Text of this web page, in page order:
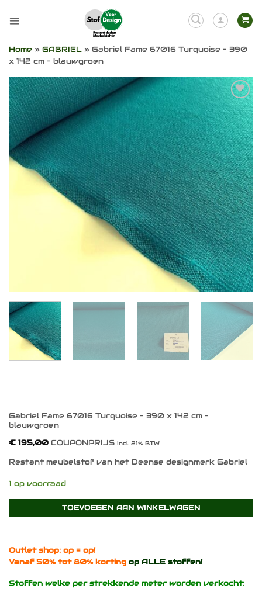
naar
Home » GABRIEL » Gabriel Fame 67016 Turquoise – 390
x 142 cm – blauwgroen
Toevoegen
aan
verlanglijst
Gabriel Fame 67016 Turquoise – 390 x 142 cm –
blauwgroen
€ 195,00 COUPONPRIJS Incl. 21% BTW
Restant meubelstof van het Deense designmerk Gabriel
1 op voorraad
TOEVOEGEN AAN WINKELWAGEN
Outlet shop: op = op!
Vanaf 50% tot 80% korting op ALLE stoffen!
Stoffen welke per strekkende meter worden verkocht: